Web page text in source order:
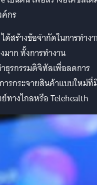
กร
ด้สร้างข้อจำกัดในการทำง
าก ทั้งการทำงาน
ธุรกรรมดิจิทัลเพื่อลดการ
รกระจายสินค้าแบบใหม่ที่
างไกลหรือ Telehealth